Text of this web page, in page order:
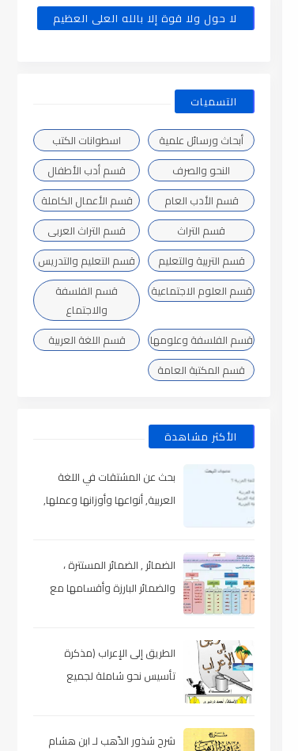
لا حول ولا قوة إلا بالله العلى العظيم
التسميات
أبحاث ورسائل علمية
اسطوانات الكتب
النحو والصرف
قسم أدب الأطفال
قسم الأدب العام
قسم الأعمال الكاملة
قسم التراث
قسم التراث العربى
قسم التربية والتعليم
قسم التعليم والتدريس
قسم العلوم الاجتماعية
قسم الفلسفة
والاجتماع
قسم الفلسفة وعلومها
قسم اللغة العربية
قسم المكتبة العامة
الأكثر مشاهدة
بحث عن المشتقات في اللغة
العربية, أنواعها وأوزانها وعملها,
الضمائر , الضمائر المستترة ،
والضمائر البارزة وأقسامها مع
الطريق إلى الإعراب (مذكرة
تأسيس نحو شاملة لجميع
شرح شذور الذّهب لـ ابن هشام